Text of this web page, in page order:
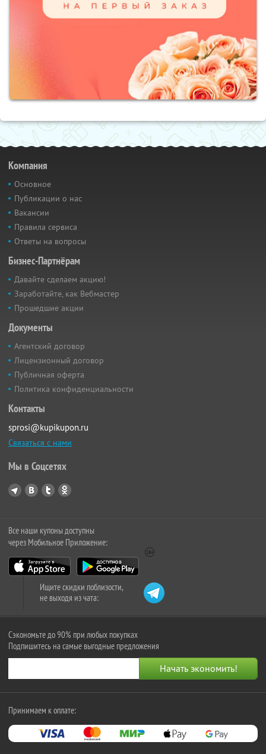
Компания
Основное
Публикации о нас
Вакансии
Правила сервиса
Ответы на вопросы
Бизнес-Партнёрам
Давайте сделаем акцию!
Заработайте, как Вебмастер
Прошедшие акции
Документы
Агентский договор
Лицензионный договор
Публичная оферта
Политика конфиденциальности
Контакты
sprosi@kupikupon.ru
Связаться с нами
Мы в Соцсетях
Все наши купоны доступны
через Мобильное Приложение:
Ищите скидки поблизости,
не выходя из чата:
Сэкономьте до 90% при любых покупках
Подпишитесь на самые выгодные предложения
Принимаем к оплате: